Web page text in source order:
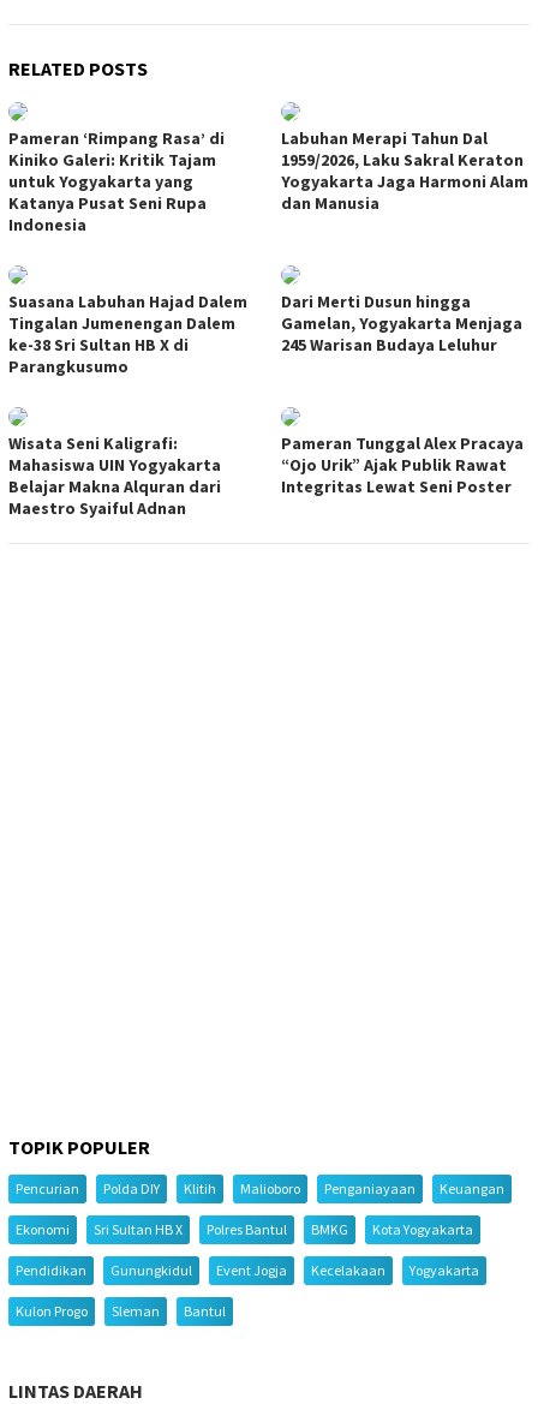
RELATED POSTS
Pameran ‘Rimpang Rasa’ di
Kiniko Galeri: Kritik Tajam
untuk Yogyakarta yang
Katanya Pusat Seni Rupa
Indonesia
Labuhan Merapi Tahun Dal
1959/2026, Laku Sakral Keraton
Yogyakarta Jaga Harmoni Alam
dan Manusia
Suasana Labuhan Hajad Dalem
Tingalan Jumenengan Dalem
ke-38 Sri Sultan HB X di
Parangkusumo
Dari Merti Dusun hingga
Gamelan, Yogyakarta Menjaga
245 Warisan Budaya Leluhur
Wisata Seni Kaligrafi:
Mahasiswa UIN Yogyakarta
Belajar Makna Alquran dari
Maestro Syaiful Adnan
Pameran Tunggal Alex Pracaya
“Ojo Urik” Ajak Publik Rawat
Integritas Lewat Seni Poster
TOPIK POPULER
Pencurian Polda DIY Klitih Malioboro Penganiayaan Keuangan
Ekonomi Sri Sultan HB X Polres Bantul BMKG Kota Yogyakarta
Pendidikan Gunungkidul Event Jogja Kecelakaan Yogyakarta
Kulon Progo Sleman Bantul
LINTAS DAERAH